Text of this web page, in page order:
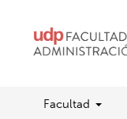
Facultad